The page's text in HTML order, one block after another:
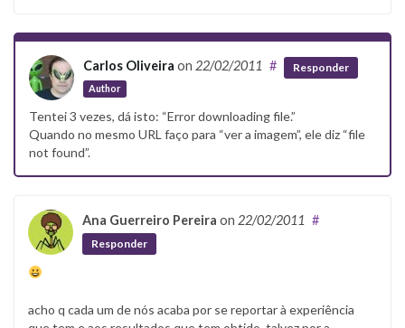
Carlos Oliveira on 22/02/2011
Author
# Responder
Tentei 3 vezes, dá isto: “Error downloading file.”
Quando no mesmo URL faço para “ver a imagem”, ele diz “file
not found”.
Ana Guerreiro Pereira on 22/02/2011 #
Responder
acho q cada um de nós acaba por se reportar à experiência